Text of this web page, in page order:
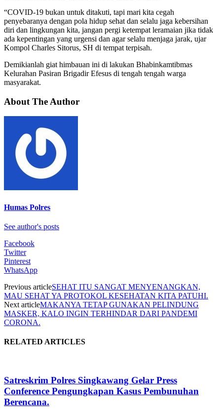
“COVID-19 bukan untuk ditakuti, tapi mari kita cegah
penyebaranya dengan pola hidup sehat dan selalu jaga kebersihan
diri dan lingkungan kita, jangan pergi ketempat leramaian jika tidak
ada kepentingan yang urgensi dan agar selalu menjaga jarak, ujar
Kompol Charles Sitorus, SH di tempat terpisah.
Demikianlah giat himbauan ini di lakukan Bhabinkamtibmas
Kelurahan Pasiran Brigadir Efesus di tengah tengah warga
masyarakat.
About The Author
Humas Polres
See author's posts
Facebook
Twitter
Pinterest
WhatsApp
Previous articleSEHAT ITU SANGAT MENYENANGKAN,
MAU SEHAT YA PROTOKOL KESEHATAN KITA PATUHI.
Next articleMAKANYA TETAP GUNAKAN PELINDUNG
MASKER, KALO INGIN TERHINDAR DARI PANDEMI
CORONA.
RELATED ARTICLES
Satreskrim Polres Singkawang Gelar Press
Conference Pengungkapan Kasus Pembunuhan
Berencana.